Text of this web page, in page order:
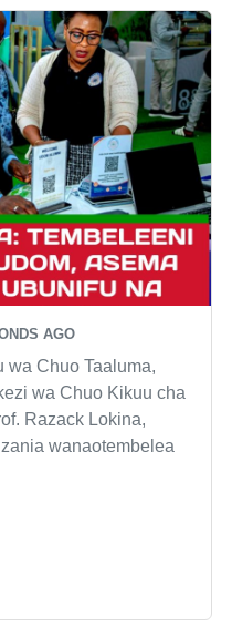
AGO
wa Chuo Taaluma,
wa Chuo Kikuu cha
Razack Lokina,
wanaotembelea